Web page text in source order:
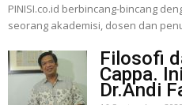
PINISI.co.id berbincang-bincang
seorang akademisi, dosen dan
Filosofi
Cappa.
Dr.Andi